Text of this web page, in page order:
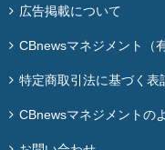
広告掲載について
CBnewsマネジメント（
特定商取引法に基づく表
CBnewsマネジメントの